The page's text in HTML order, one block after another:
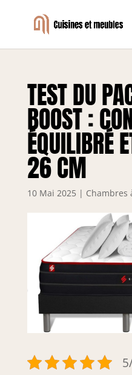
TEST DU
BOOST :
ÉQUILIBRÉ
26 CM
10 Mai 2025 | Chambres